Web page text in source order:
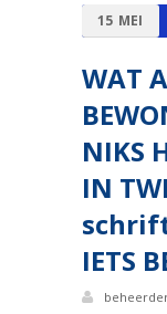
15 MEI
WAT
NIKS
IN
IETS